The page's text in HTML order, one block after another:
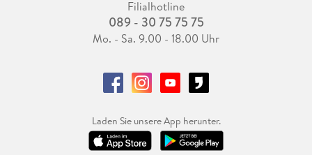
Filialhotline
089 - 30 75 75 75
Mo. - Sa. 9.00 - 18.00 Uhr
Laden Sie unsere App herunter.